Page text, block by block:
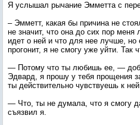
Я услышал рычание Эмметта с
– Эмметт, какая бы причина не
не значит, что она до сих пор
идет о ней и что для нее лучше, но
прогонит, я не смогу уже уйти. Так
— Потому что ты любишь ее, —
Эдвард, я прошу у тебя прощения
ты действительно чувствуешь к
— Что, ты не думала, что я смогу
съязвил я.